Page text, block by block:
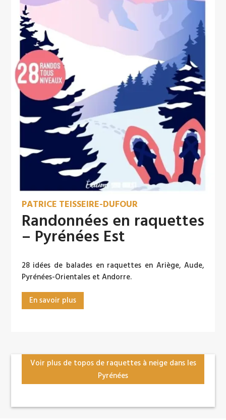
PATRICE TEISSEIRE-DUFOUR
Randonnées en raquettes
– Pyrénées Est
28 idées de balades en raquettes en Ariège, Aude,
Pyrénées-Orientales et Andorre.
En savoir plus
Voir plus de topos de raquettes à neige dans les
Pyrénées